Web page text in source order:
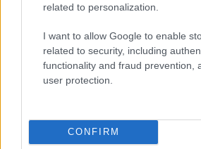
related to personalization.
I want to allow Google to enable
related to security, including
functionality and fraud prevention,
user protection.
CONFIRM
LIFESTYLE08·08·2026 19:12
ευτυχίας δεδομένη»